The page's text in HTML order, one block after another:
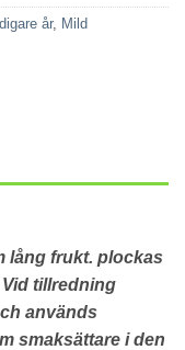
år, Mild
lång frukt. plockas
Vid tillredning
används
smaksättare i den